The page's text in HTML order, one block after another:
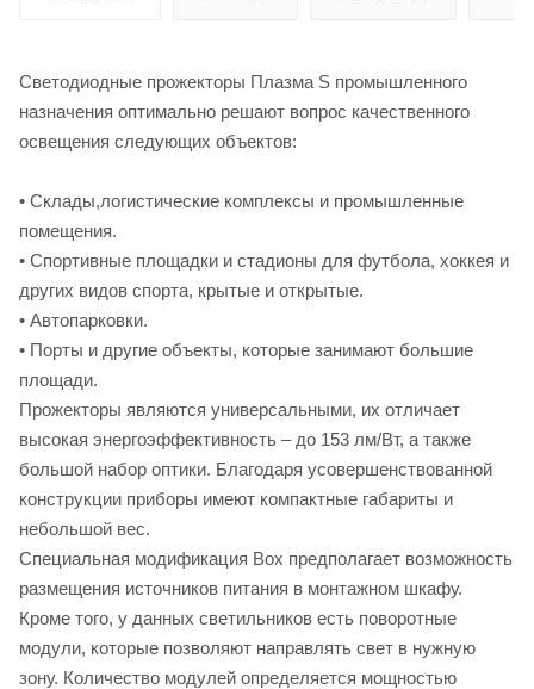
Светодиодные прожекторы Плазма S промышленного
назначения оптимально решают вопрос качественного
освещения следующих объектов:
• Склады,логистические комплексы и промышленные
помещения.
• Спортивные площадки и стадионы для футбола, хоккея и
других видов спорта, крытые и открытые.
• Автопарковки.
• Порты и другие объекты, которые занимают большие
площади.
Прожекторы являются универсальными, их отличает
высокая энергоэффективность – до 153 лм/Вт, а также
большой набор оптики. Благодаря усовершенствованной
конструкции приборы имеют компактные габариты и
небольшой вес.
Специальная модификация Box предполагает возможность
размещения источников питания в монтажном шкафу.
Кроме того, у данных светильников есть поворотные
модули, которые позволяют направлять свет в нужную
зону. Количество модулей определяется мощностью